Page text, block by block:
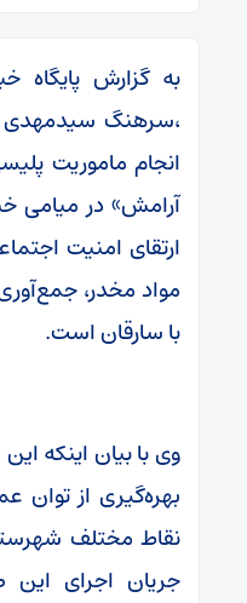
به گزارش پایگاه
،سرهنگ
انجام ماموریت
آرامش» در میامی
ارتقای امنیت
مواد مخدر،
با سارقان است.
وی با بیان اینکه
بهره‌گیری از توان
نقاط مختلف